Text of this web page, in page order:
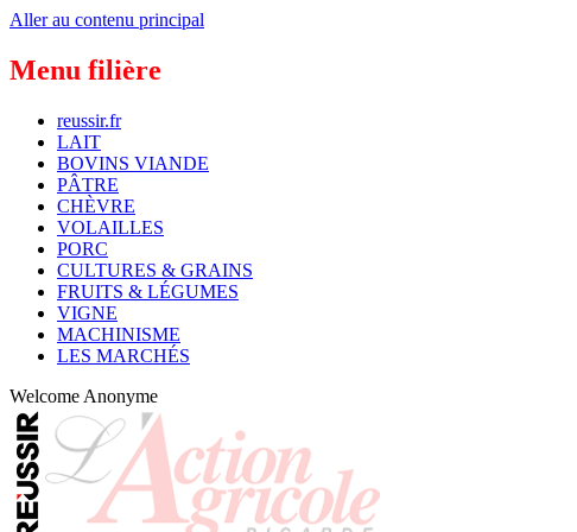
Aller au contenu principal
Menu filière
reussir.fr
LAIT
BOVINS VIANDE
PÂTRE
CHÈVRE
VOLAILLES
PORC
CULTURES & GRAINS
FRUITS & LÉGUMES
VIGNE
MACHINISME
LES MARCHÉS
Welcome Anonyme